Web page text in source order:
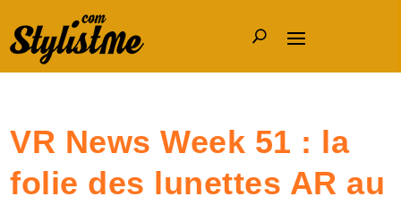
VR News Week 51 : la
folie des lunettes AR au